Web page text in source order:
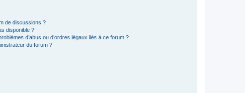
de discussions ?
disponible ?
d’abus ou d’ordres légaux liés à ce forum ?
du forum ?